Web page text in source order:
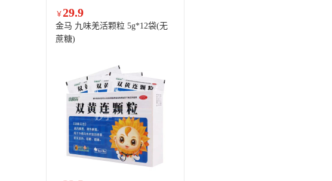
￥29.9
金马 九味羌活颗粒 5g*12袋(无
蔗糖)